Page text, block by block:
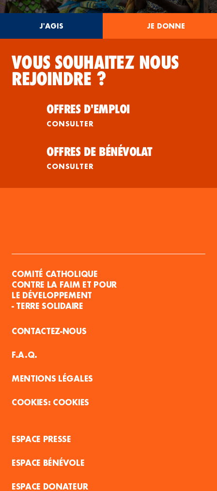
J'AGIS JE DONNE
VOUS SOUHAITEZ NOUS
REJOINDRE ?
OFFRES D'EMPLOI
CONSULTER
OFFRES DE BÉNÉVOLAT
CONSULTER
COMITÉ CATHOLIQUE
CONTRE LA FAIM ET POUR
LE DÉVELOPPEMENT
- TERRE SOLIDAIRE
CONTACTEZ-NOUS
F.A.Q.
MENTIONS LÉGALES
COOKIES
ESPACE PRESSE
ESPACE BÉNÉVOLE
ESPACE DONATEUR